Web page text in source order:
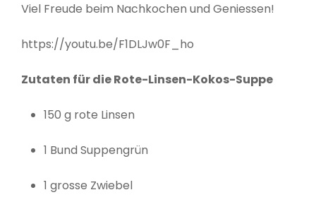
Viel Freude beim Nachkochen und Geniessen!
https://youtu.be/F1DLJw0F_ho
Zutaten für die Rote-Linsen-Kokos-Suppe
150 g rote Linsen
1 Bund Suppengrün
1 grosse Zwiebel